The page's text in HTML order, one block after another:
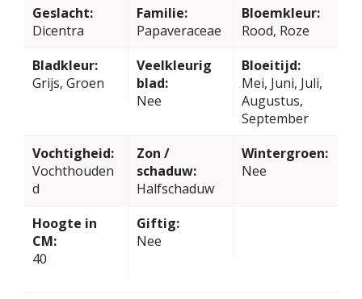
Geslacht:
Dicentra
Familie:
Papaveraceae
Bloemkleur:
Rood, Roze
Bladkleur:
Grijs, Groen
Veelkleurig
blad:
Nee
Bloeitijd:
Mei, Juni, Juli,
Augustus,
September
Vochtigheid:
Vochthouden
d
Zon /
schaduw:
Halfschaduw
Wintergroen:
Nee
Hoogte in
CM:
40
Giftig:
Nee